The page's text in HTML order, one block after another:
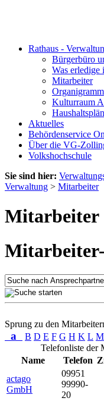
Rathaus -
Bürgerbüro
Was erledige
Mitarbeiter
Organigramm
Kulturraum
Aktuelles
Behördenservice
Über die VG-
Volkshochschule
Sie sind hier:
Verwaltung > Mitarbeiter
Mitarbeiter
Sprung zu den
a B D E F G H K L M
Telefonliste der
Name
Telefon
actago
GmbH
09951
99990-
20